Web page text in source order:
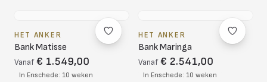
HET ANKER
Bank Matisse
Vanaf € 1.549,00
In Enschede: 10 weken
HET ANKER
Bank Maringa
Vanaf € 2.541,00
In Enschede: 10 weken